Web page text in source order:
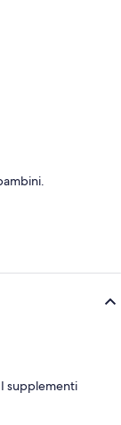
supplementi